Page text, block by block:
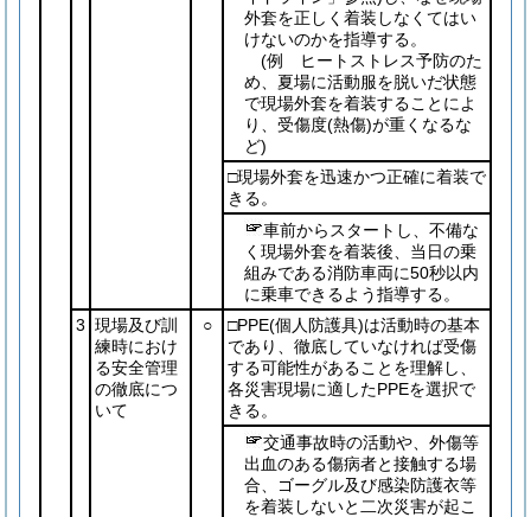
外套を正しく着装しなくてはい
けないのかを指導する。
(例 ヒートストレス予防のた
め、夏場に活動服を脱いだ状態
で現場外套を着装することによ
り、受傷度(熱傷)が重くなるな
ど)
□現場外套を迅速かつ正確に着装で
きる。
車前からスタートし、不備な
く現場外套を着装後、当日の乗
組みである消防車両に50秒以内
に乗車できるよう指導する。
3 現場及び訓
練時におけ
る安全管理
の徹底につ
いて
○ □PPE(個人防護具)は活動時の基本
であり、徹底していなければ受傷
する可能性があることを理解し、
各災害現場に適したPPEを選択で
きる。
交通事故時の活動や、外傷等
出血のある傷病者と接触する場
合、ゴーグル及び感染防護衣等
を着装しないと二次災害が起こ